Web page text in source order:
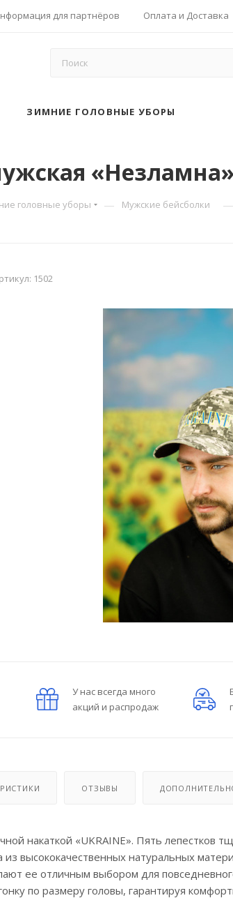
для партнёров Оплата и Доставка
ЗИМНИЕ ГОЛОВНЫЕ УБОРЫ
головные уборы — Мужские бейсболки —
1502
У нас всегда много
акций и распродаж
ОТЗЫВЫ
накаткой «UKRAINE». Пять лепестков
из высококачественных натуральных
ее отличным выбором для
по размеру головы, гарантируя